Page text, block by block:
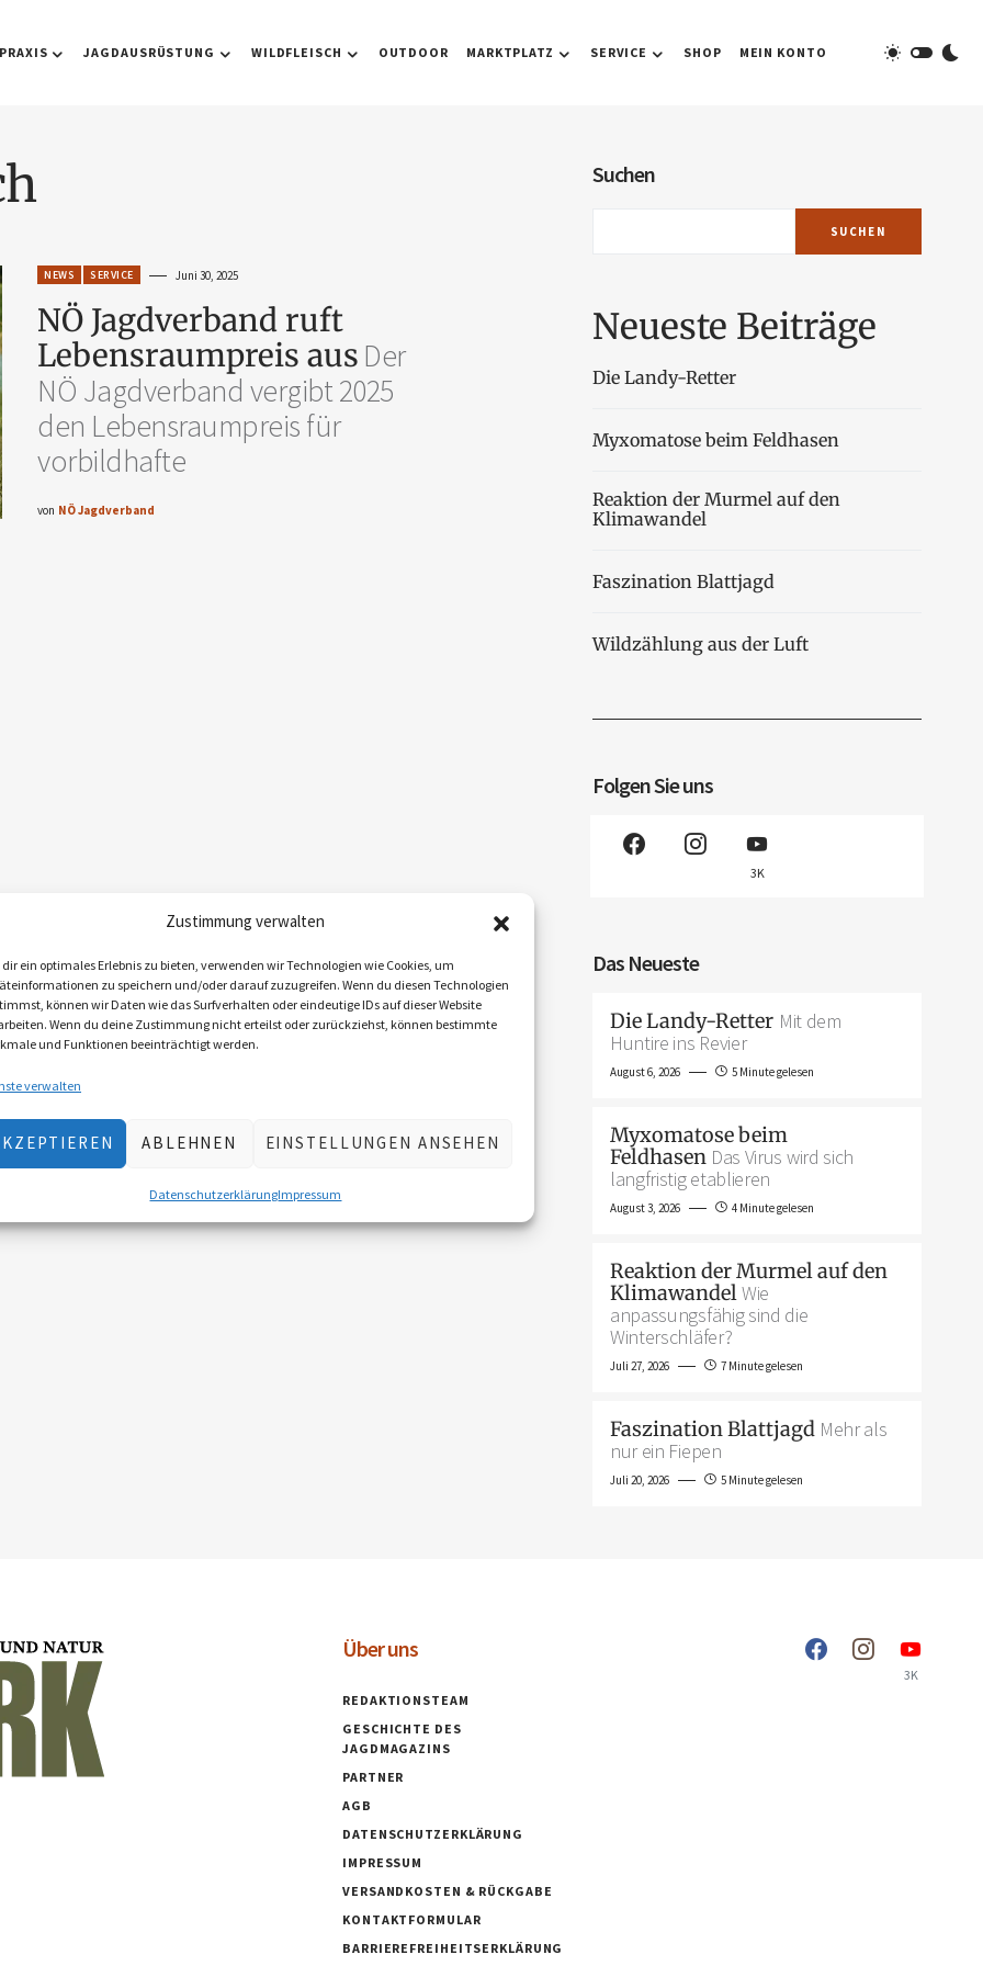
Zustimmung verwalten
ein optimales Erlebnis zu bieten, verwenden wir Technologien wie Cookies, um
zu speichern und/oder darauf zuzugreifen. Wenn du diesen Technologien
können wir Daten wie das Surfverhalten oder eindeutige IDs auf dieser Website
Wenn du deine Zustimmung nicht erteilst oder zurückziehst, können bestimmte
und Funktionen beeinträchtigt werden.
verwalten
ABLEHNEN EINSTELLUNGEN ANSEHEN
DatenschutzerklärungImpressum
JAGDAUSRÜSTUNG WILDFLEISCH OUTDOOR MARKTPLATZ SERVICE SHOP MEIN KONTO
NEWS SERVICE Juni 30, 2025
NÖ Jagdverband ruft
Lebensraumpreis ausDer
NÖ Jagdverband vergibt 2025
den Lebensraumpreis für
vorbildhafte
von NÖ Jagdverband
Suchen
SUCHEN
Neueste Beiträge
Die Landy-Retter
Myxomatose beim Feldhasen
Reaktion der Murmel auf den
Klimawandel
Faszination Blattjagd
Wildzählung aus der Luft
Folgen Sie uns
3K
Das Neueste
Die Landy-Retter Mit dem
Huntire ins Revier
August 6, 2026 5 Minute gelesen
Myxomatose beim
Feldhasen Das Virus wird sich
langfristig etablieren
August 3, 2026 4 Minute gelesen
Reaktion der Murmel auf den
KlimawandelWie
anpassungsfähig sind die
Winterschläfer?
Juli 27, 2026 7 Minute gelesen
Faszination Blattjagd Mehr als
nur ein Fiepen
Juli 20, 2026 5 Minute gelesen
Über uns
REDAKTIONSTEAM
GESCHICHTE DES
JAGDMAGAZINS
PARTNER
AGB
DATENSCHUTZERKLÄRUNG
IMPRESSUM
VERSANDKOSTEN & RÜCKGABE
KONTAKTFORMULAR
BARRIEREFREIHEITSERKLÄRUNG
3K